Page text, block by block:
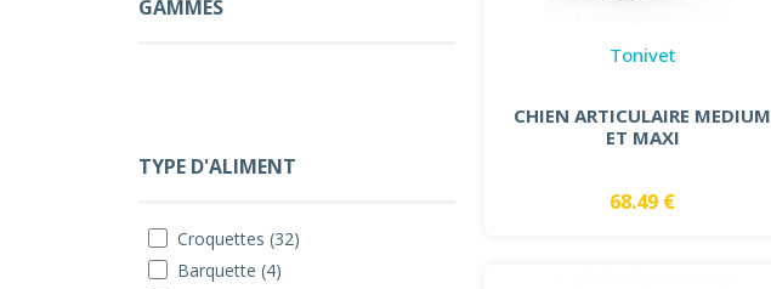
GAMMES
TYPE D'ALIMENT
Croquettes (32)
Barquette (4)
Tonivet
CHIEN ARTICULAIRE MEDIUM
ET MAXI
68.49 €